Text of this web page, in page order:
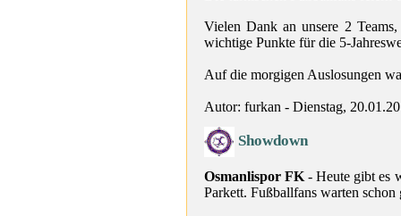
Vielen Dank an unsere 2
wichtige Punkte für die 5-
Auf die morgigen Auslosungen
Autor: furkan - Dienstag,
Showdown
Osmanlispor FK - Heute gibt es
Parkett. Fußballfans warten